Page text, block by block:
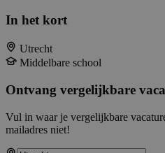
In het kort
Utrecht
Middelbare school
Ontvang vergelijkbare
Vul in waar je vergelijkbare
mailadres niet!